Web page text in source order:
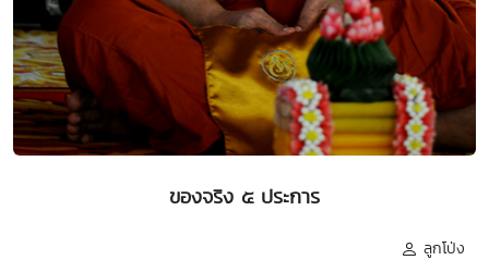
ของจริง ๕ ประการ
ลูกโป่ง